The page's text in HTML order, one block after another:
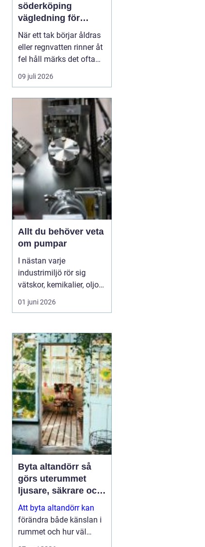
söderköping
vägledning för
hållbara tak och
plåtdetaljer
När ett tak börjar åldras
eller regnvatten rinner åt
fel håll märks det ofta
först som en liten
irritation. Några droppar
missfärgat hörn på
fasaden, ett konstigt
drag vid vinden. Men
bakom sådana tecken
döljer sig ofta
plåtdetaljer...
09 juli 2026
Allt du behöver veta
om pumpar
I nästan varje
industrimiljö rör sig
vätskor, kemikalier, oljor
eller slam i bakgrunden.
Ofta är det pumpar som
effektivt. När rätt pump
sitter på rätt plats rullar
produktionen p...
01 juni 2026
Byta altandörr så
görs uterummet
ljusare, säkrare och
mer energieffektivt
Att byta altandörr kan
förändra både känslan i
rummet och hur väl
bostaden fungerar i